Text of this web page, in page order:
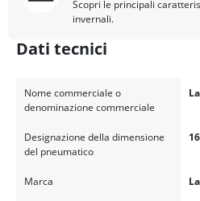
Scopri le principali
invernali.
Dati tecnici
Nome commerciale o
denominazione commerciale
Designazione della dimensione
del pneumatico
Marca